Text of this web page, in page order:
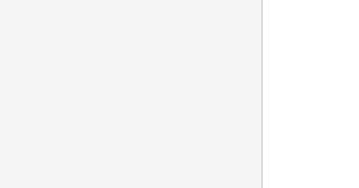
様